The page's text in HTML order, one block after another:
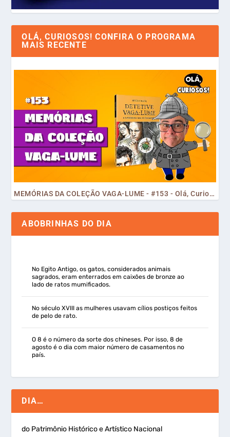
OLÁ, CURIOSOS! CONFIRA O PROGRAMA
MAIS RECENTE
MEMÓRIAS DA COLEÇÃO VAGA-LUME - #153 - Olá, Curiosos! 2023
ABOBRINHAS DO DIA
No Egito Antigo, os gatos, considerados animais
sagrados, eram enterrados em caixões de bronze ao
lado de ratos mumificados.
No século XVIII as mulheres usavam cílios postiços feitos
de pelo de rato.
O 8 é o número da sorte dos chineses. Por isso, 8 de
agosto é o dia com maior número de casamentos no
país.
DIA…
do Patrimônio Histórico e Artístico Nacional